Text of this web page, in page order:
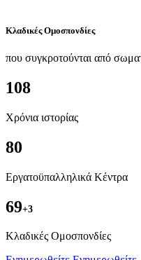
Κλαδικές Ομοσπονδίες
που συγκροτούνται από
108
Χρόνια ιστορίας
80
Εργατοϋπαλληλικά Κέντρα
69+3
Kλαδικές Ομοσπονδίες